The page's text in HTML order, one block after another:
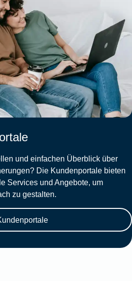
und einfachen Überblick über
Die Kundenportale bieten
Services und Angebote, um
zu gestalten.